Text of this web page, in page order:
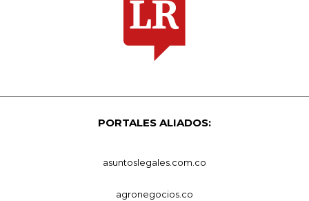
PORTALES ALIADOS:
asuntoslegales.com.co
agronegocios.co